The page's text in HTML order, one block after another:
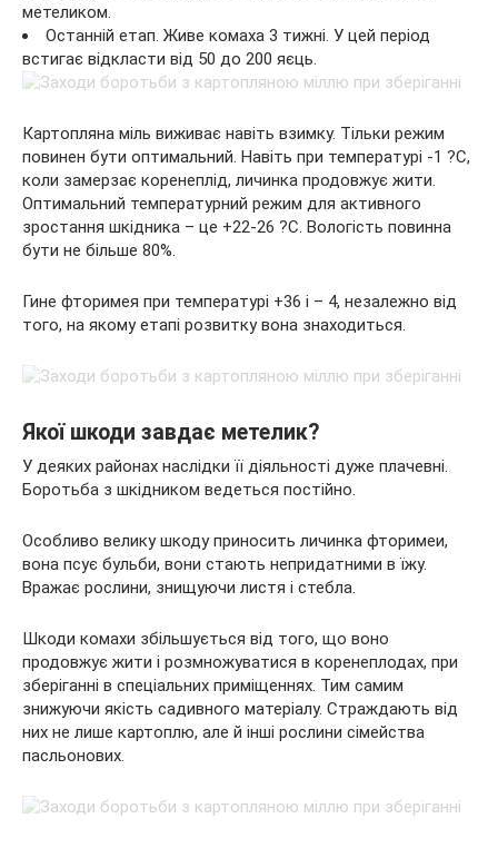
метеликом.
Останній етап. Живе комаха 3 тижні. У цей період
встигає відкласти від 50 до 200 яєць.
Картопляна міль виживає навіть взимку. Тільки режим
повинен бути оптимальний. Навіть при температурі -1 ?C,
коли замерзає коренеплід, личинка продовжує жити.
Оптимальний температурний режим для активного
зростання шкідника – це +22-26 ?С. Вологість повинна
бути не більше 80%.
Гине фторимея при температурі +36 і – 4, незалежно від
того, на якому етапі розвитку вона знаходиться.
Якої шкоди завдає метелик?
У деяких районах наслідки її діяльності дуже плачевні.
Боротьба з шкідником ведеться постійно.
Особливо велику шкоду приносить личинка фторимеи,
вона псує бульби, вони стають непридатними в їжу.
Вражає рослини, знищуючи листя і стебла.
Шкоди комахи збільшується від того, що воно
продовжує жити і розмножуватися в коренеплодах, при
зберіганні в спеціальних приміщеннях. Тим самим
знижуючи якість садивного матеріалу. Страждають від
них не лише картоплю, але й інші рослини сімейства
пасльонових.